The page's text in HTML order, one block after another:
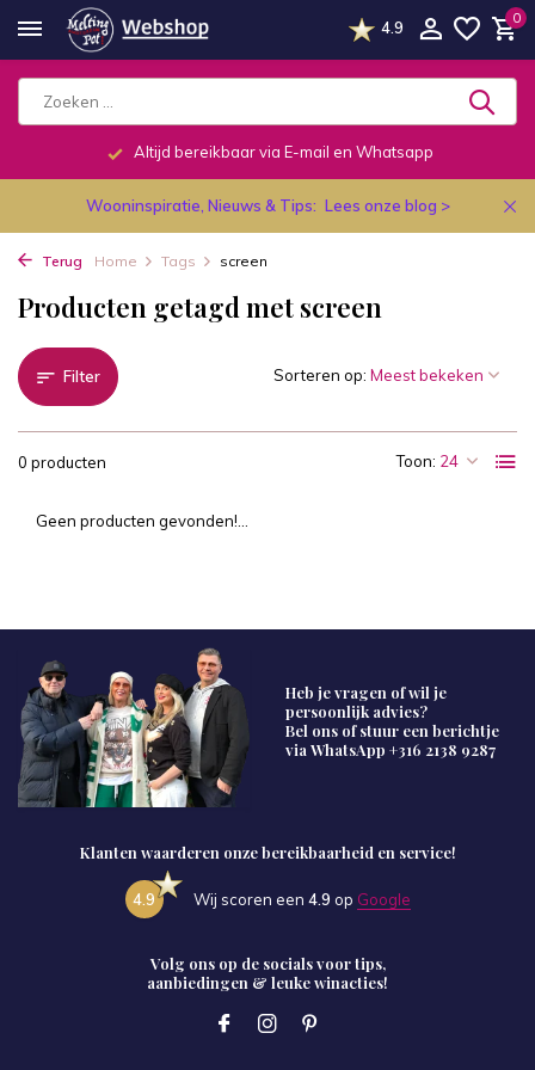
4.9
0
Altijd bereikbaar via E-mail en Whatsapp
Wooninspiratie, Nieuws & Tips: Lees onze blog >
Terug Home Tags screen
Producten getagd met screen
Filter
0 producten Toon:
Sorteren op:
Geen producten gevonden!...
Heb je vragen of wil je
persoonlijk advies?
Bel ons of stuur een berichtje
via WhatsApp +316 2138 9287
Klanten waarderen onze bereikbaarheid en service!
4.9 Wij scoren een 4.9 op Google
Volg ons op de socials voor tips,
aanbiedingen & leuke winacties!